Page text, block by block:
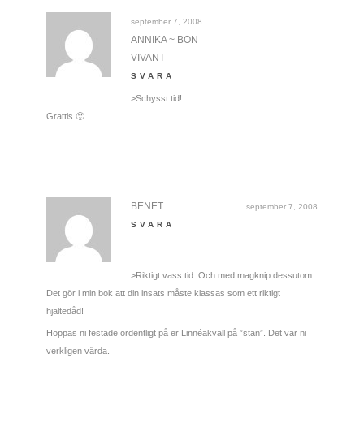
september 7, 2008
ANNIKA ~ BON
VIVANT
SVARA
>Schysst tid!
Grattis 🙂
september 7, 2008
BENET
SVARA
>Riktigt vass tid. Och med magknip dessutom.
Det gör i min bok att din insats måste klassas som ett riktigt
hjältedåd!
Hoppas ni festade ordentligt på er Linnéakväll på ”stan”. Det var ni
verkligen värda.